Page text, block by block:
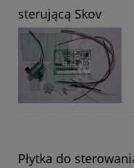
sterującą Skov
Płytka do